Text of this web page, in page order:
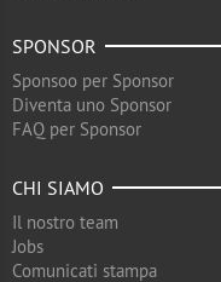
SPONSOR
Sponsoo per Sponsor
Diventa uno Sponsor
FAQ per Sponsor
CHI SIAMO
Il nostro team
Jobs
Comunicati stampa